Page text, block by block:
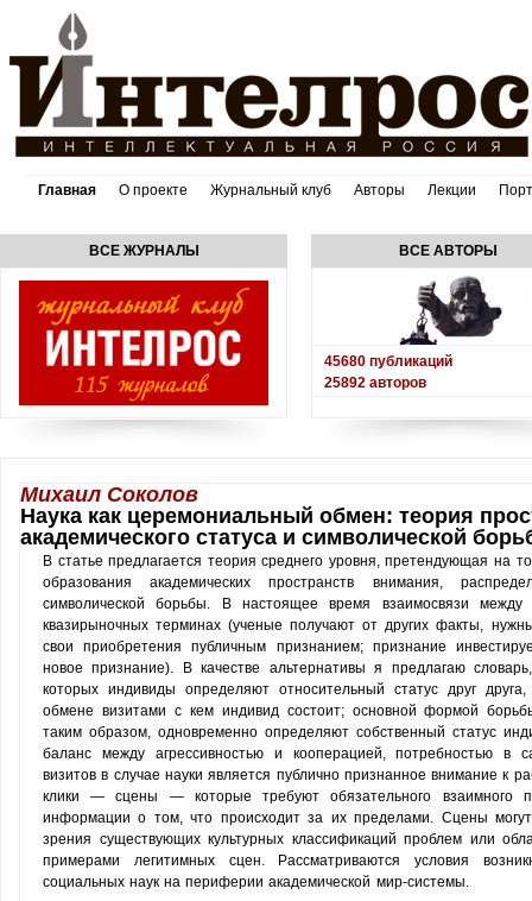
Главная О проекте Журнальный клуб Авторы Лекции
ВСЕ ЖУРНАЛЫ ВСЕ АВТОРЫ
45680 публикаций
25892 авторов
Михаил Соколов
Наука как церемониальный обмен: теория
академического статуса и символической
В статье предлагается теория среднего уровня, претендующая на
образования академических пространств внимания,
символической борьбы. В настоящее время взаимосвязи
квазирыночных терминах (ученые получают от других факты,
свои приобретения публичным признанием; признание
новое признание). В качестве альтернативы я предлагаю
которых индивиды определяют относительный статус друг
обмене визитами с кем индивид состоит; основной формой
таким образом, одновременно определяют собственный статус
баланс между агрессивностью и кооперацией, потребностью в
визитов в случае науки является публично признанное внимание к
клики — сцены — которые требуют обязательного взаимного
информации о том, что происходит за их пределами. Сцены
зрения существующих культурных классификаций проблем или
примерами легитимных сцен. Рассматриваются условия
социальных наук на периферии академической мир-системы.